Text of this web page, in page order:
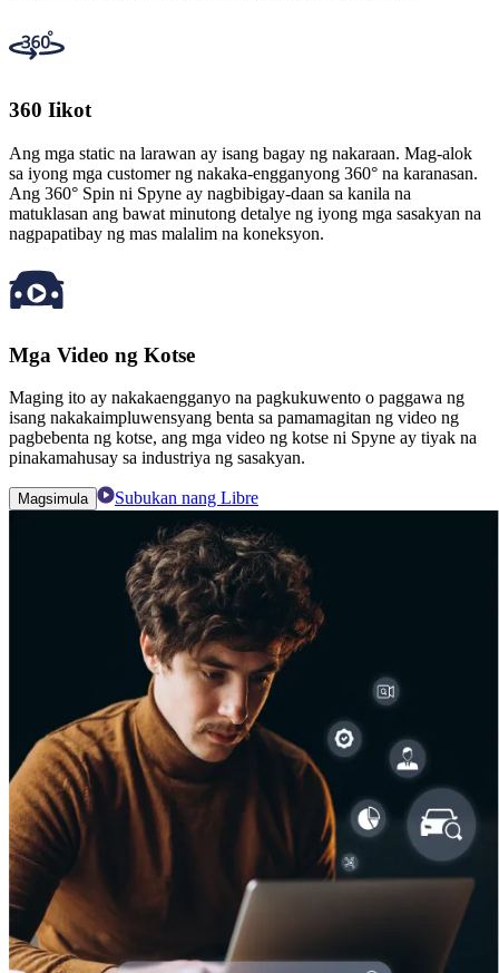
360 Iikot
Ang mga static na larawan ay isang bagay ng nakaraan. Mag-alok
sa iyong mga customer ng nakaka-engganyong 360° na karanasan.
Ang 360° Spin ni Spyne ay nagbibigay-daan sa kanila na
matuklasan ang bawat minutong detalye ng iyong mga sasakyan na
nagpapatibay ng mas malalim na koneksyon.
Mga Video ng Kotse
Maging ito ay nakakaengganyo na pagkukuwento o paggawa ng
isang nakakaimpluwensyang benta sa pamamagitan ng video ng
pagbebenta ng kotse, ang mga video ng kotse ni Spyne ay tiyak na
pinakamahusay sa industriya ng sasakyan.
Magsimula Subukan nang Libre